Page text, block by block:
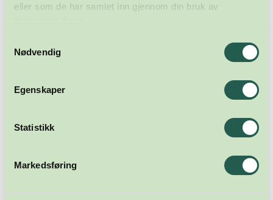
eller som de har samlet inn gjennom din bruk av
Nødvendig
Egenskaper
Statistikk
Markedsføring
Meld deg på nyhetsbrevet